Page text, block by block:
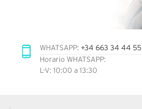
WHATSAPP: +34 663 34 44 55
Horario WHATSAPP:
L-V: 10:00 a 13:30